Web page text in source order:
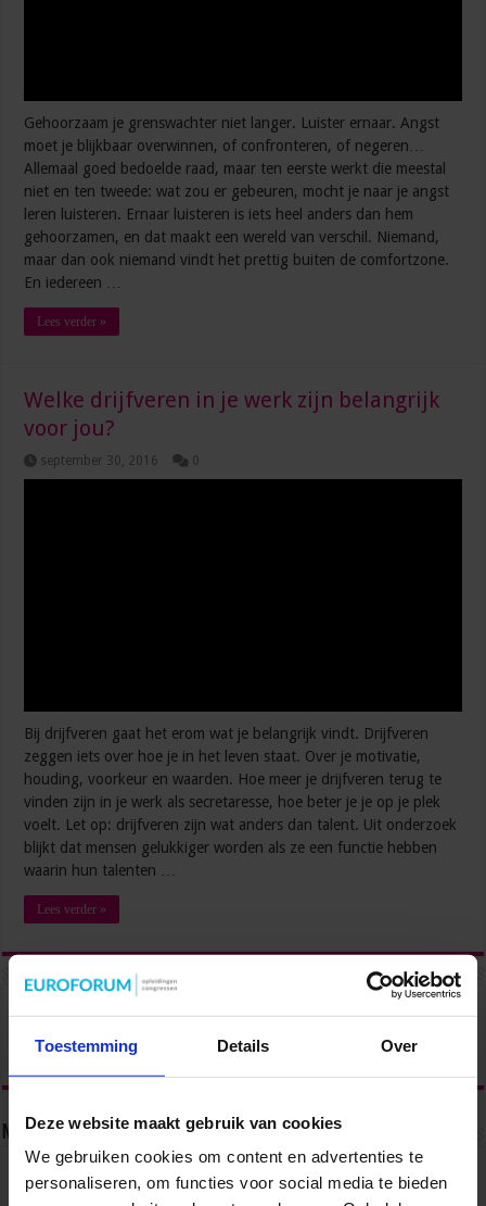
Toestemming Details Over
Deze website maakt gebruik van cookies
We gebruiken cookies om content en advertenties te
personaliseren, om functies voor social media te bieden
Gehoorzaam je grenswachter niet langer. Luister ernaar. Angst
moet je blijkbaar overwinnen, of confronteren, of negeren…
Allemaal goed bedoelde raad, maar ten eerste werkt die meestal
niet en ten tweede: wat zou er gebeuren, mocht je naar je angst
leren luisteren. Ernaar luisteren is iets heel anders dan hem
gehoorzamen, en dat maakt een wereld van verschil. Niemand,
maar dan ook niemand vindt het prettig buiten de comfortzone.
En iedereen …
Lees verder »
Welke drijfveren in je werk zijn belangrijk
voor jou?
september 30, 2016 0
Bij drijfveren gaat het erom wat je belangrijk vindt. Drijfveren
zeggen iets over hoe je in het leven staat. Over je motivatie,
houding, voorkeur en waarden. Hoe meer je drijfveren terug te
vinden zijn in je werk als secretaresse, hoe beter je je op je plek
voelt. Let op: drijfveren zijn wat anders dan talent. Uit onderzoek
blijkt dat mensen gelukkiger worden als ze een functie hebben
waarin hun talenten …
Lees verder »
Nieuwsbrief